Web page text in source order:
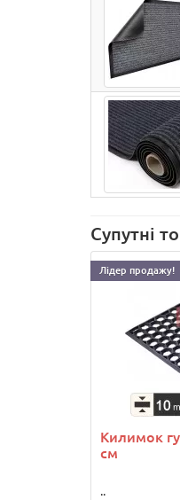
Супутні
Лідер продажу!
Килимок
см
..